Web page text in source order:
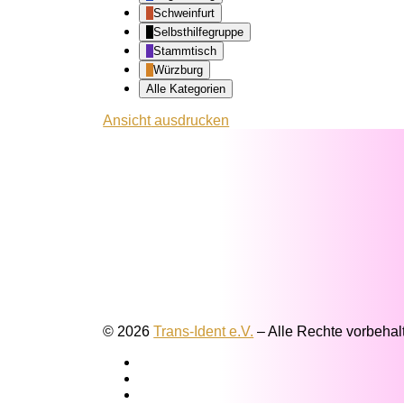
Schweinfurt
Selbsthilfegruppe
Stammtisch
Würzburg
Alle Kategorien
Ansichtausdrucken
© 2026 Trans-Ident e.V. –Alle Rechte